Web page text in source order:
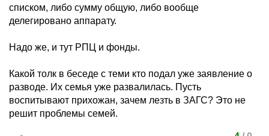
списком, либо сумму общую, либо вообще
делегировано аппарату.
Надо же, и тут РПЦ и фонды.
Какой толк в беседе с теми кто подал уже заявление о
разводе. Их семья уже развалилась. Пусть
воспитывают прихожан, зачем лезть в ЗАГС? Это не
решит проблемы семей.